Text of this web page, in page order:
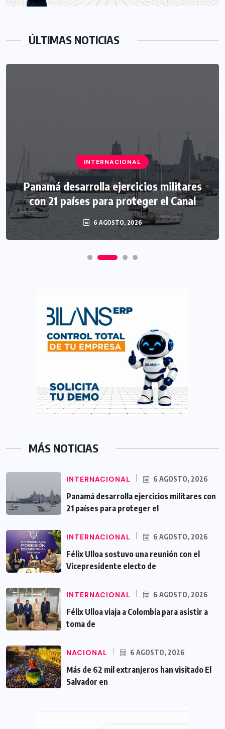
ÚLTIMAS NOTICIAS
INTERNACIONAL
Panamá desarrolla ejercicios militares
con 21 países para proteger el Canal
6 AGOSTO, 2026
MÁS NOTICIAS
INTERNACIONAL 6 AGOSTO, 2026
Panamá desarrolla ejercicios militares con
21 países para proteger el
INTERNACIONAL 6 AGOSTO, 2026
Félix Ulloa sostuvo una reunión con el
Vicepresidente electo de
INTERNACIONAL 6 AGOSTO, 2026
Félix Ulloa viaja a Colombia para asistir a
toma de
NACIONAL 6 AGOSTO, 2026
Más de 62 mil extranjeros han visitado El
Salvador en